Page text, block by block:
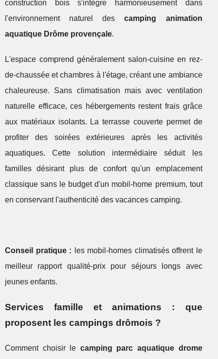
construction bois s'intègre harmonieusement dans
l'environnement naturel descamping animation
aquatique Drôme provençale.
L'espace comprend généralement salon-cuisine en rez-
de-chaussée et chambres à l'étage, créant une ambiance
chaleureuse. Sans climatisation mais avec ventilation
naturelle efficace, ces hébergements restent frais grâce
aux matériaux isolants. La terrasse couverte permet de
profiter des soirées extérieures après les activités
aquatiques. Cette solution intermédiaire séduit les
familles désirant plus de confort qu'un emplacement
classique sans le budget d'un mobil-home premium, tout
en conservant l'authenticité des vacances camping.
Conseil pratique : les mobil-homes climatisés offrent le
meilleur rapport qualité-prix pour séjours longs avec
jeunes enfants.
Services famille et animations : que
proposent les campings drômois ?
Comment choisir le camping parc aquatique drome